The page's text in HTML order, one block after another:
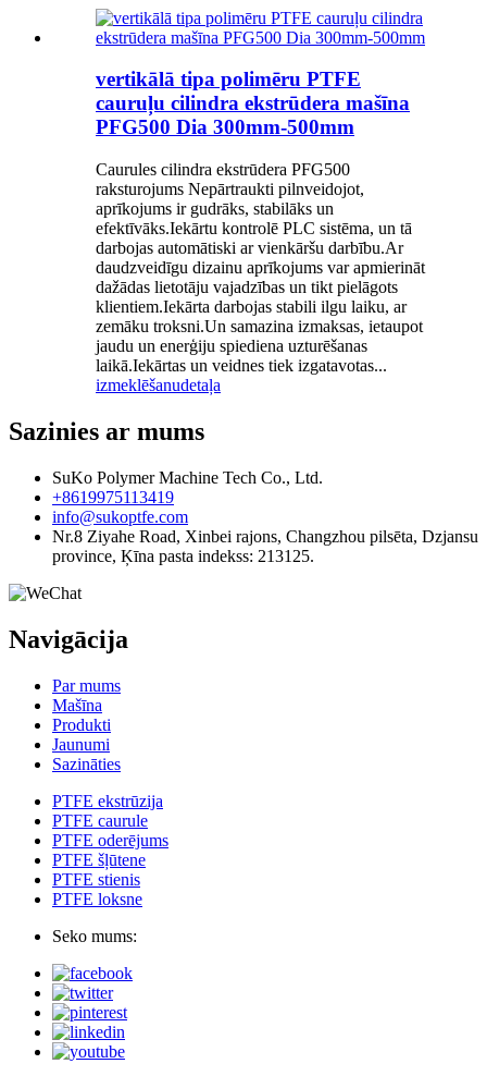
vertikālā tipa polimēru PTFE
cauruļu cilindra ekstrūdera mašīna
PFG500 Dia 300mm-500mm
Caurules cilindra ekstrūdera PFG500
raksturojums Nepārtraukti pilnveidojot,
aprīkojums ir gudrāks, stabilāks un
efektīvāks.Iekārtu kontrolē PLC sistēma, un tā
darbojas automātiski ar vienkāršu darbību.Ar
daudzveidīgu dizainu aprīkojums var apmierināt
dažādas lietotāju vajadzības un tikt pielāgots
klientiem.Iekārta darbojas stabili ilgu laiku, ar
zemāku troksni.Un samazina izmaksas, ietaupot
jaudu un enerģiju spiediena uzturēšanas
laikā.Iekārtas un veidnes tiek izgatavotas...
izmeklēšanudetaļa
Sazinies ar mums
SuKo Polymer Machine Tech Co., Ltd.
+8619975113419
info@sukoptfe.com
Nr.8 Ziyahe Road, Xinbei rajons, Changzhou pilsēta, Dzjansu
province, Ķīna pasta indekss: 213125.
Navigācija
Par mums
Mašīna
Produkti
Jaunumi
Sazināties
PTFE ekstrūzija
PTFE caurule
PTFE oderējums
PTFE šļūtene
PTFE stienis
PTFE loksne
Seko mums: